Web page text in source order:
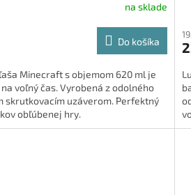
na sklade
Do košíka
Minecraft s objemom 620 ml je
voľný čas. Vyrobená z odolného
skrutkovacím uzáverom. Perfektný
obľúbenej hry.